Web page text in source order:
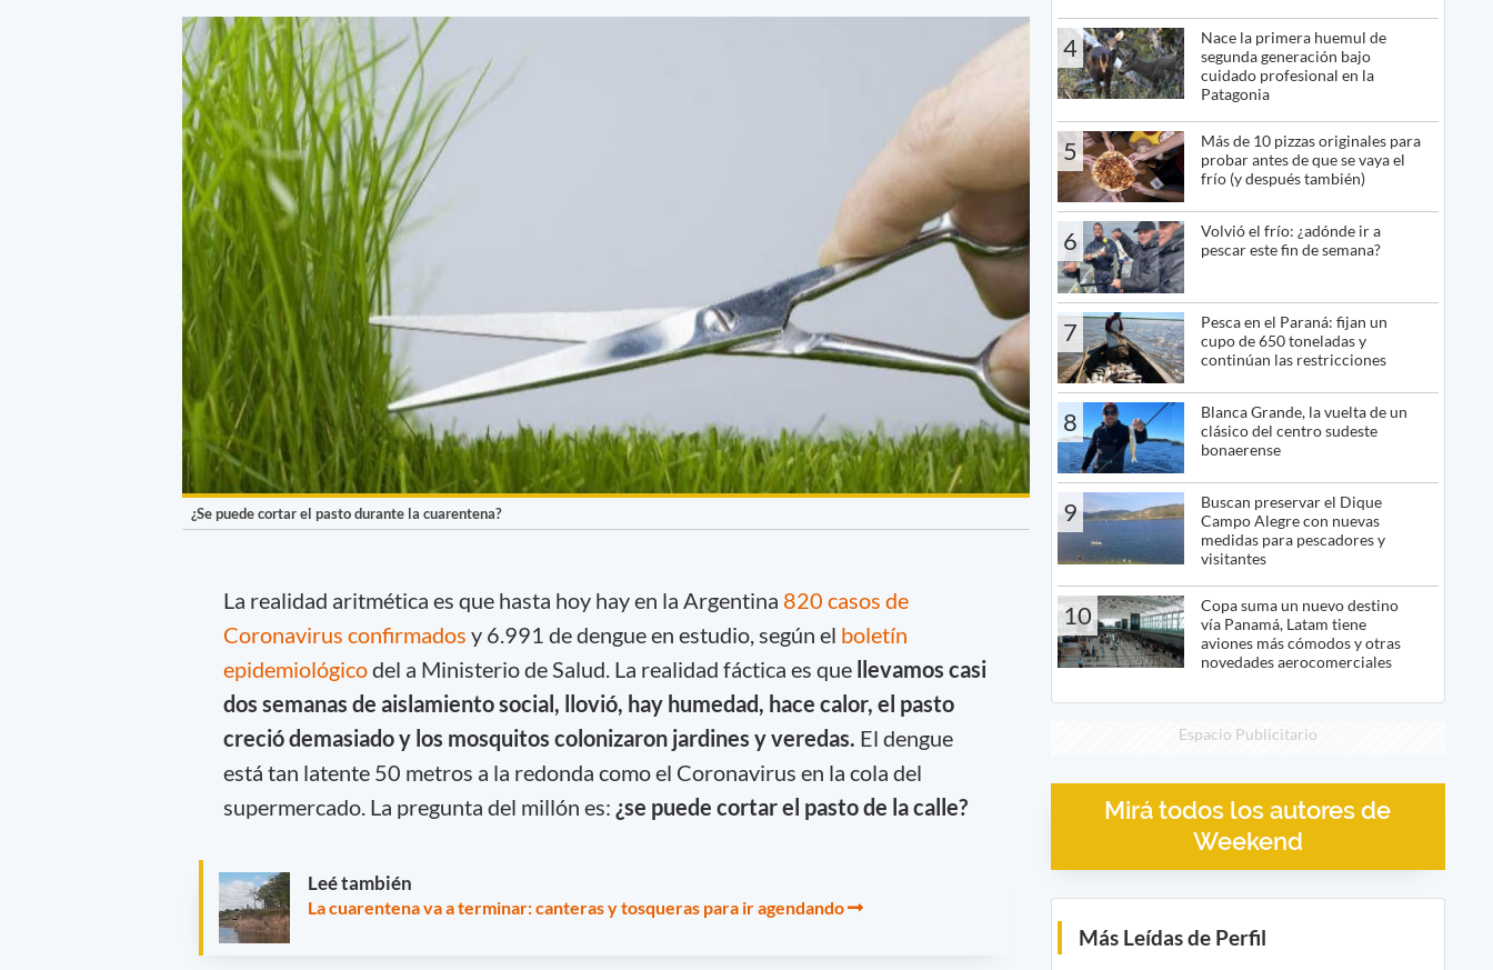
¿Se puede cortar el pasto durante la cuarentena?
La realidad aritmética es que hasta hoy hay en la Argentina 820 casos de
Coronavirus confirmados y 6.991 de dengue en estudio, según el boletín
epidemiológicodel a Ministerio de Salud. La realidad fáctica es que llevamos casi
dos semanas de aislamiento social, llovió, hay humedad, hace calor, el pasto
creció demasiado y los mosquitos colonizaron jardines y veredas. El dengue
está tan latente 50 metros a la redonda como el Coronavirus en la cola del
supermercado. La pregunta del millón es: ¿se puede cortar el pasto de la calle?
Leé también
La cuarentena va a terminar: canteras y tosqueras para ir agendando
4
Nace la primera huemul de
segunda generación bajo
cuidado profesional en la
Patagonia
5
Más de 10 pizzas originales para
probar antes de que se vaya el
frío (y después también)
6
Volvió el frío: ¿adónde ir a
pescar este fin de semana?
7
Pesca en el Paraná: fijan un
cupo de 650 toneladas y
continúan las restricciones
8
Blanca Grande, la vuelta de un
clásico del centro sudeste
bonaerense
9
Buscan preservar el Dique
Campo Alegre con nuevas
medidas para pescadores y
visitantes
10
Copa suma un nuevo destino
vía Panamá, Latam tiene
aviones más cómodos y otras
novedades aerocomerciales
Espacio Publicitario
Mirá todos los autores de
Weekend
Más Leídas de Perfil